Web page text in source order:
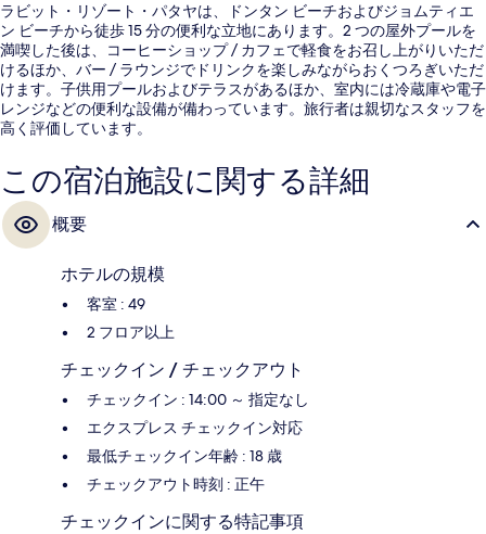
ラビット・リゾート・パタヤは、ドンタン ビーチおよびジョムティエ
ン ビーチから徒歩 15 分の便利な立地にあります。2 つの屋外プールを
満喫した後は、コーヒーショップ / カフェで軽食をお召し上がりいただ
けるほか、バー / ラウンジでドリンクを楽しみながらおくつろぎいただ
けます。子供用プールおよびテラスがあるほか、室内には冷蔵庫や電子
レンジなどの便利な設備が備わっています。旅行者は親切なスタッフを
高く評価しています。
この宿泊施設に関する詳細
概要
ホテルの規模
客室 : 49
2 フロア以上
チェックイン / チェックアウト
チェックイン : 14:00 ～ 指定なし
エクスプレス チェックイン対応
最低チェックイン年齢 : 18 歳
チェックアウト時刻 : 正午
チェックインに関する特記事項